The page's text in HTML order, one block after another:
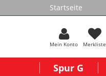
Startseite
Mein Konto Merkliste
Spur G